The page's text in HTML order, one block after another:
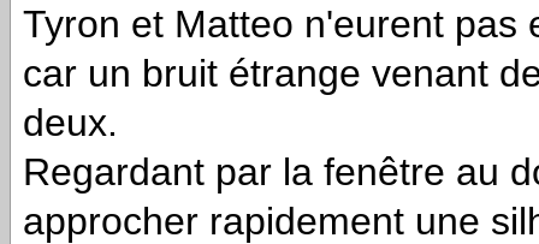
Tyron et Matteo n'eurent pas
car un bruit étrange venant
deux.
Regardant par la fenêtre au
approcher rapidement une